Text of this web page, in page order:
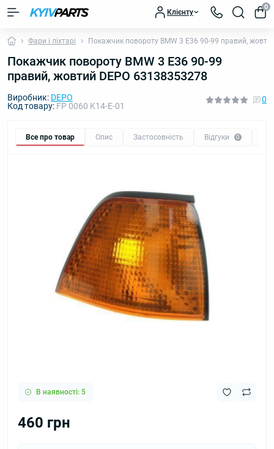
Клієнту
0
Фари і ліхтарі Покажчик повороту BMW 3 E36 90-99 правий,
Покажчик повороту BMW 3 E36 90-99
правий, жовтий DEPO 63138353278
Виробник: DEPO
Код товару: FP 0060 K14-E-01
0
Все про товар Опис Застосовність Відгуки 0
В наявності: 5
460 грн